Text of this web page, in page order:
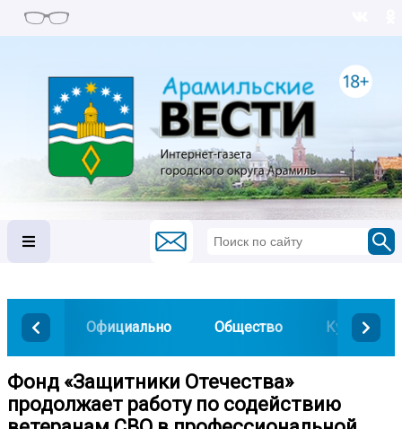
Официально Общество Культура
Фонд «Защитники Отечества»
продолжает работу по содействию